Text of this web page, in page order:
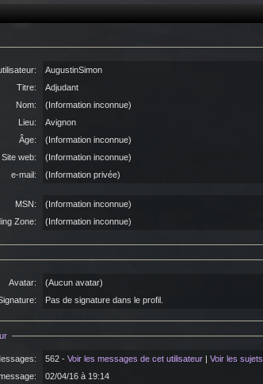
AugustinSimon
Titre:
Adjudant
Nom:
(Information inconnue)
Lieu:
Avignon
Âge:
(Information inconnue)
Site web:
(Information inconnue)
e-mail:
(Information privée)
MSN:
(Information inconnue)
Zone:
(Information inconnue)
Avatar:
(Aucun avatar)
Pas de signature dans le profil.
562 - Voir les messages de cet utilisateur | Voir les
02/04/16 à 19:14